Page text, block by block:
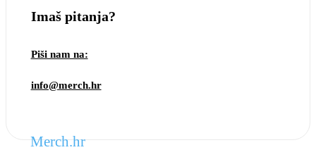
Imaš pitanja?
Piši nam na:
info@merch.hr
Merch.hr